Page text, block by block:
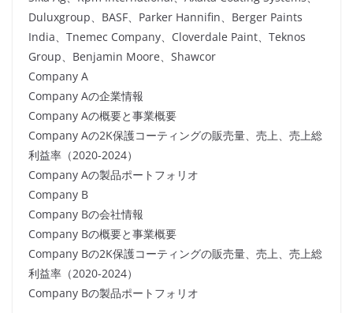
Duluxgroup、BASF、Parker Hannifin、Berger Paints
India、Tnemec Company、Cloverdale Paint、Teknos
Group、Benjamin Moore、Shawcor
Company A
Company Aの企業情報
Company Aの概要と事業概要
Company Aの2K保護コーティングの販売量、売上、売上総
利益率（2020-2024）
Company Aの製品ポートフォリオ
Company B
Company Bの会社情報
Company Bの概要と事業概要
Company Bの2K保護コーティングの販売量、売上、売上総
利益率（2020-2024）
Company Bの製品ポートフォリオ